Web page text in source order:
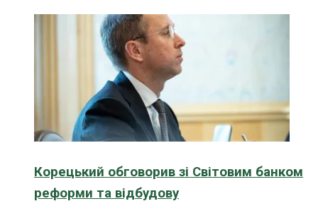
Корецький обговорив зі Світовим банком
реформи та відбудову